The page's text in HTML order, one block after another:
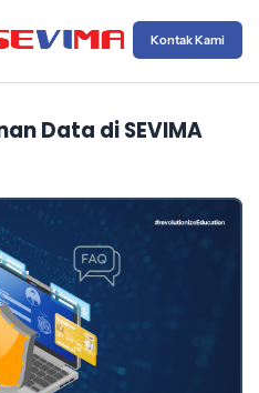
Kontak Kami
Data di SEVIMA